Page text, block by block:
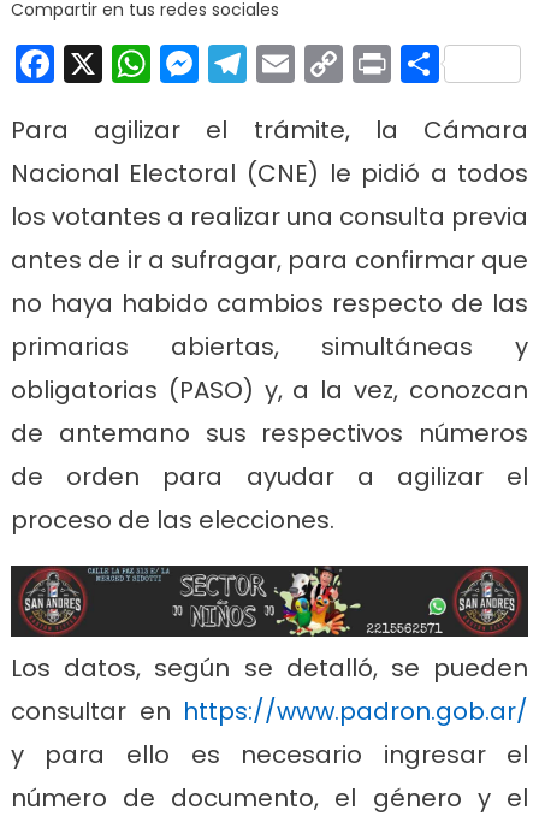
Compartir en tus redes sociales
Facebook
X WhatsApp
Messenger
Telegram
EmailCopy
Link
Print
Para agilizar el trámite, la Cámara
Nacional Electoral (CNE) le pidió a todos
los votantes a realizar una consulta previa
antes de ir a sufragar, para confirmar que
no haya habido cambios respecto de las
primarias abiertas, simultáneas y
obligatorias (PASO) y, a la vez, conozcan
de antemano sus respectivos números
de orden para ayudar a agilizar el
proceso de las elecciones.
Los datos, según se detalló, se pueden
consultar en https://www.padron.gob.ar/
y para ello es necesario ingresar el
número de documento, el género y el